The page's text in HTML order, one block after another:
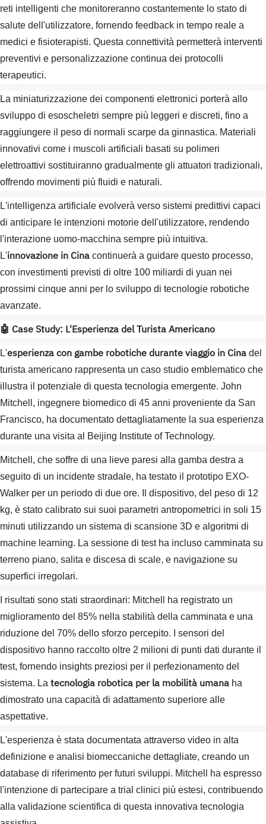
reti intelligenti che monitoreranno costantemente lo stato di
salute dell'utilizzatore, fornendo feedback in tempo reale a
medici e fisioterapisti. Questa connettività permetterà interventi
preventivi e personalizzazione continua dei protocolli
terapeutici.
La miniaturizzazione dei componenti elettronici porterà allo
sviluppo di esoscheletri sempre più leggeri e discreti, fino a
raggiungere il peso di normali scarpe da ginnastica. Materiali
innovativi come i muscoli artificiali basati su polimeri
elettroattivi sostituiranno gradualmente gli attuatori tradizionali,
offrendo movimenti più fluidi e naturali.
L'intelligenza artificiale evolverà verso sistemi predittivi capaci
di anticipare le intenzioni motorie dell'utilizzatore, rendendo
l'interazione uomo-macchina sempre più intuitiva.
L'innovazione in Cina continuerà a guidare questo processo,
con investimenti previsti di oltre 100 miliardi di yuan nei
prossimi cinque anni per lo sviluppo di tecnologie robotiche
avanzate.
🤖 Case Study: L'Esperienza del Turista Americano
L'esperienza con gambe robotiche durante viaggio in Cina del
turista americano rappresenta un caso studio emblematico che
illustra il potenziale di questa tecnologia emergente. John
Mitchell, ingegnere biomedico di 45 anni proveniente da San
Francisco, ha documentato dettagliatamente la sua esperienza
durante una visita al Beijing Institute of Technology.
Mitchell, che soffre di una lieve paresi alla gamba destra a
seguito di un incidente stradale, ha testato il prototipo EXO-
Walker per un periodo di due ore. Il dispositivo, del peso di 12
kg, è stato calibrato sui suoi parametri antropometrici in soli 15
minuti utilizzando un sistema di scansione 3D e algoritmi di
machine learning. La sessione di test ha incluso camminata su
terreno piano, salita e discesa di scale, e navigazione su
superfici irregolari.
I risultati sono stati straordinari: Mitchell ha registrato un
miglioramento del 85% nella stabilità della camminata e una
riduzione del 70% dello sforzo percepito. I sensori del
dispositivo hanno raccolto oltre 2 milioni di punti dati durante il
test, fornendo insights preziosi per il perfezionamento del
sistema. La tecnologia robotica per la mobilità umana ha
dimostrato una capacità di adattamento superiore alle
aspettative.
L'esperienza è stata documentata attraverso video in alta
definizione e analisi biomeccaniche dettagliate, creando un
database di riferimento per futuri sviluppi. Mitchell ha espresso
l'intenzione di partecipare a trial clinici più estesi, contribuendo
alla validazione scientifica di questa innovativa tecnologia